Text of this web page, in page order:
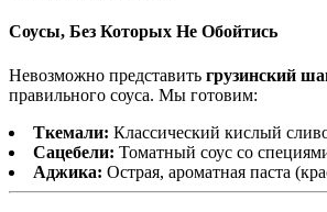
Соусы, Без Которых Не Обойтись
Невозможно представить грузинский
правильного соуса. Мы готовим:
Ткемали: Классический кислый
Сацебели: Томатный соус со
Аджика: Острая, ароматная паста